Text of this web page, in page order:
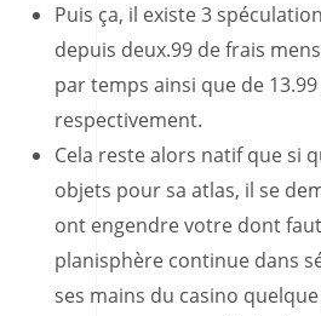
Puis ça, il existe 3
depuis deux.99 de frais
par temps ainsi que de
respectivement.
Cela reste alors natif que si
objets pour sa atlas, il se
ont engendre votre dont
planisphère continue dans
ses mains du casino